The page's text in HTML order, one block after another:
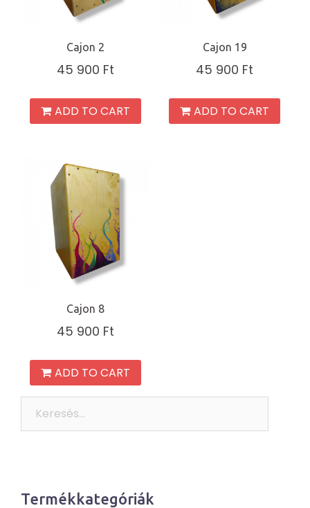
Cajon 2
45 900 Ft
ADD TO CART
Cajon 19
45 900 Ft
ADD TO CART
Cajon 8
45 900 Ft
ADD TO CART
Termékkategóriák